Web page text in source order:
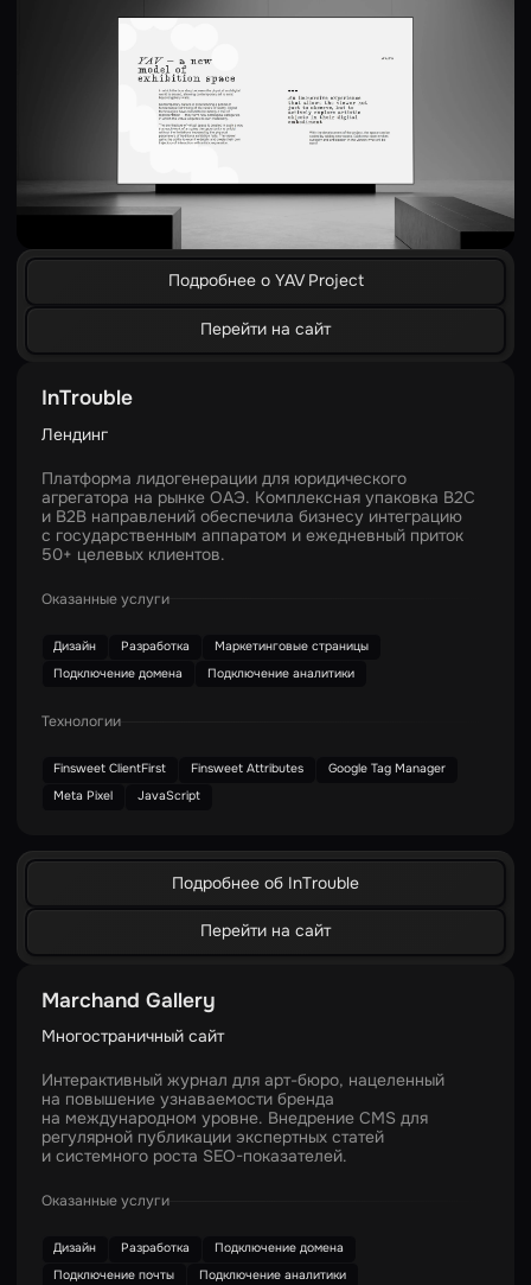
Подробнее о YAV Project
Перейти на сайт
InTrouble
Лендинг
Платформа лидогенерации для юридического
агрегатора на рынке ОАЭ. Комплексная упаковка B2C
и B2B направлений обеспечила бизнесу интеграцию
с государственным аппаратом и ежедневный приток
50+ целевых клиентов.
Оказанные услуги
Дизайн Разработка
Маркетинговые страницы
Подключение домена
Подключение аналитики
Технологии
Finsweet ClientFirst Finsweet Attributes
Google Tag Manager
Meta Pixel
JavaScript
Подробнее об InTrouble
Перейти на сайт
Marchand Gallery
Многостраничный сайт
Интерактивный журнал для арт-бюро, нацеленный
на повышение узнаваемости бренда
на международном уровне. Внедрение CMS для
регулярной публикации экспертных статей
и системного роста SEO-показателей.
Оказанные услуги
Дизайн Разработка
Подключение домена
Подключение почты
Подключение аналитики